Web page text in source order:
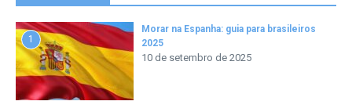
1
Morar na Espanha: guia para brasileiros
2025
10 de setembro de 2025